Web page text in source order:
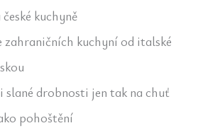
kuchyně
zahraničních kuchyní od italské
slané drobnosti jen tak na chuť
pohoštění